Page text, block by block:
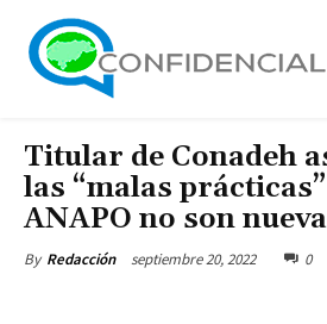
Titular de Conadeh
las “malas
ANAPO no son
By Redacción septiembre 20, 2022 0